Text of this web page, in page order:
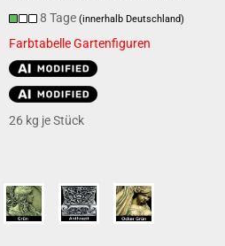
8 Tage(innerhalb Deutschland)
Farbtabelle Gartenfiguren
26 kg je Stück